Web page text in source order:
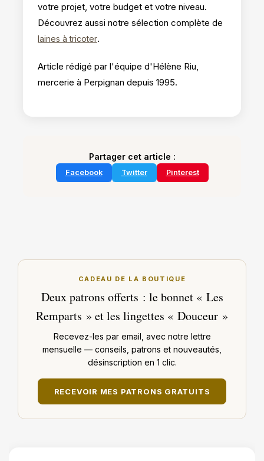
votre projet, votre budget et votre niveau.
Découvrez aussi notre sélection complète de
laines à tricoter.
Article rédigé par l'équipe d'Hélène Riu,
mercerie à Perpignan depuis 1995.
Partager cet article :
Facebook Twitter Pinterest
CADEAU DE LA BOUTIQUE
Deux patrons offerts : le bonnet « Les
Remparts » et les lingettes « Douceur »
Recevez-les par email, avec notre lettre
mensuelle — conseils, patrons et nouveautés,
désinscription en 1 clic.
RECEVOIR MES PATRONS GRATUITS